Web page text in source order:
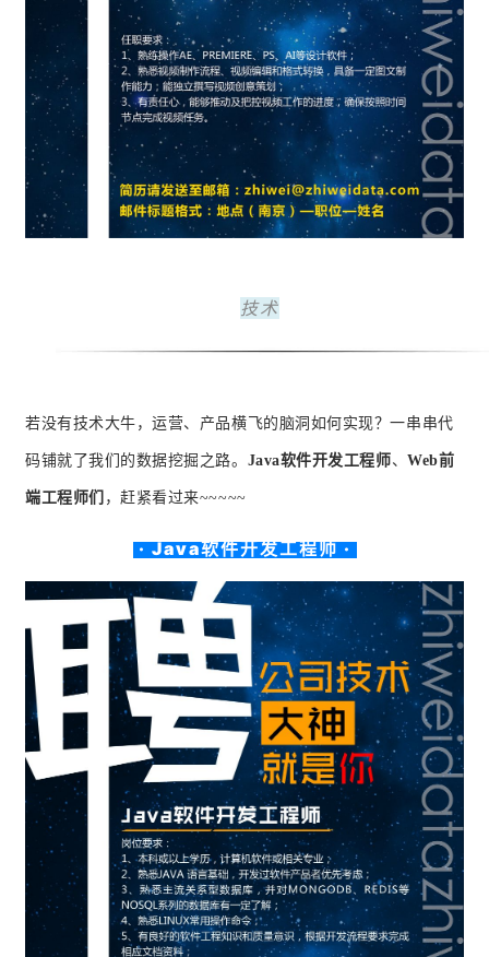
技术
若没有技术大牛，运营、产品横飞的脑洞如何实现？一串串代
码铺就了我们的数据挖掘之路。 Java软件开发工程师、Web前
端工程师们 ，赶紧看过来~~~~~
· Java软件开发工程师 ·